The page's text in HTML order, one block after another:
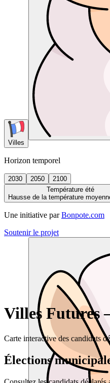
Villes
Horizon temporel
2030 2050
2100
Température été
Hausse de la température
Une initiative par Bonpote.com
Soutenir le projet
Villes Futures
Carte interactive des candidats
Élections